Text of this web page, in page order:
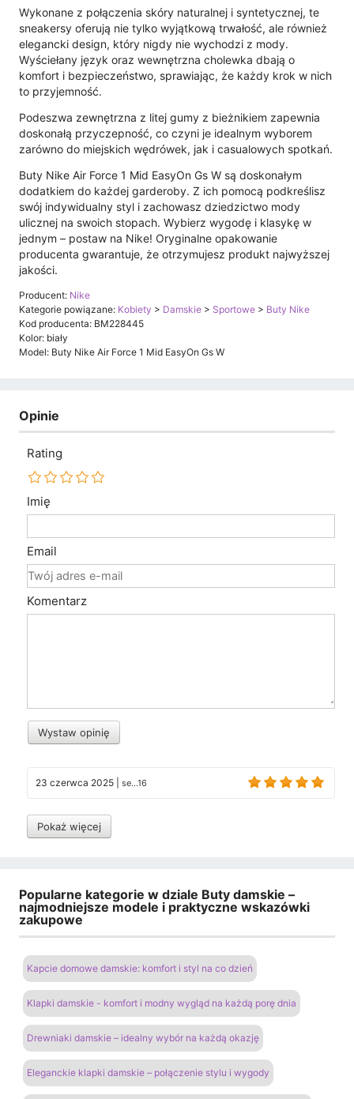
Wykonane z połączenia skóry naturalnej i syntetycznej, te
sneakersy oferują nie tylko wyjątkową trwałość, ale również
elegancki design, który nigdy nie wychodzi z mody.
Wyściełany język oraz wewnętrzna cholewka dbają o
komfort i bezpieczeństwo, sprawiając, że każdy krok w nich
to przyjemność.
Podeszwa zewnętrzna z litej gumy z bieżnikiem zapewnia
doskonałą przyczepność, co czyni je idealnym wyborem
zarówno do miejskich wędrówek, jak i casualowych spotkań.
Buty Nike Air Force 1 Mid EasyOn Gs W są doskonałym
dodatkiem do każdej garderoby. Z ich pomocą podkreślisz
swój indywidualny styl i zachowasz dziedzictwo mody
ulicznej na swoich stopach. Wybierz wygodę i klasykę w
jednym – postaw na Nike! Oryginalne opakowanie
producenta gwarantuje, że otrzymujesz produkt najwyższej
jakości.
Producent: Nike
Kategorie powiązane: Kobiety > Damskie > Sportowe > Buty Nike
Kod producenta: BM228445
Kolor: biały
Model: Buty Nike Air Force 1 Mid EasyOn Gs W
Opinie
Rating
Imię
Email
Komentarz
Wystaw opinię
23 czerwca 2025 se...16
Pokaż więcej
Popularne kategorie w dziale Buty damskie –
najmodniejsze modele i praktyczne wskazówki
zakupowe
Kapcie domowe damskie: komfort i styl na co dzień
Klapki damskie - komfort i modny wygląd na każdą porę dnia
Drewniaki damskie – idealny wybór na każdą okazję
Eleganckie klapki damskie – połączenie stylu i wygody